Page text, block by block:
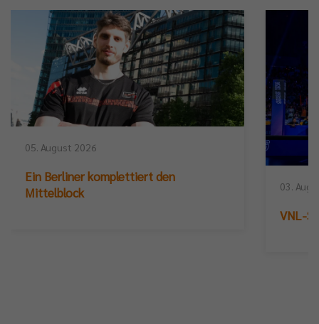
05. August 2026
Ein Berliner komplettiert den
Mittelblock
03.
VNL-